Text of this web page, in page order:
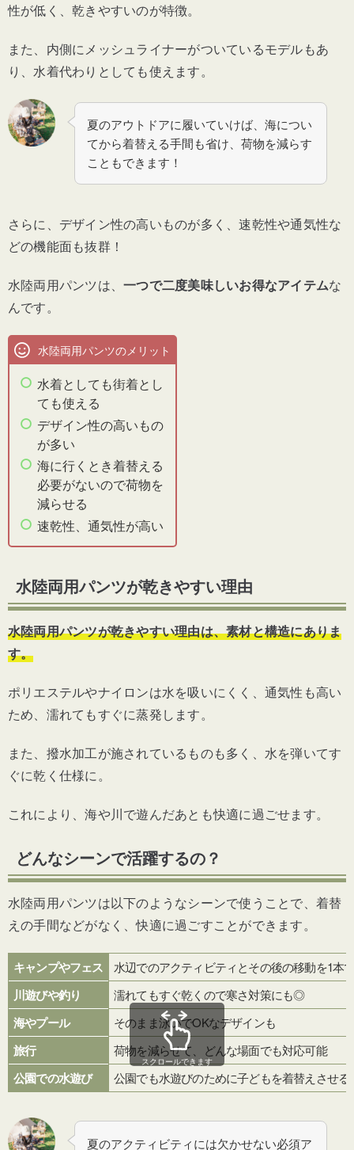
ート」
パタゴニア「メンズ バギーズ ショーツ 5イ
ンチ」
ボルコム「トランクス メンズ ボードショー
ツSOLID」
【キッズ】水陸両用パンツのおすすめ2選
ACTLEIS「サーフパンツ ミドル」
水陸両用パンツはパンツを履く？
水陸両用パンツは透ける？
水陸両用パンツは乾きやすい？
水陸両用パンツのおすすめまとめ
性が低く、乾きやすいのが特徴。
また、内側にメッシュライナーがついているモデルもあ
り、水着代わりとしても使えます。
夏のアウトドアに履いていけば、海につい
てから着替える手間も省け、荷物を減らす
こともできます！
さらに、デザイン性の高いものが多く、速乾性や通気性な
どの機能面も抜群！
水陸両用パンツは、一つで二度美味しいお得なアイテムな
んです。
水陸両用パンツのメリット
水着としても街着とし
ても使える
デザイン性の高いもの
が多い
海に行くとき着替える
必要がないので荷物を
減らせる
速乾性、通気性が高い
水陸両用パンツが乾きやすい理由
水陸両用パンツが乾きやすい理由は、素材と構造にありま
す。
ポリエステルやナイロンは水を吸いにくく、通気性も高い
ため、濡れてもすぐに蒸発します。
また、撥水加工が施されているものも多く、水を弾いてす
ぐに乾く仕様に。
これにより、海や川で遊んだあとも快適に過ごせます。
どんなシーンで活躍するの？
水陸両用パンツは以下のようなシーンで使うことで、着替
えの手間などがなく、快適に過ごすことができます。
キャンプやフェス 水辺でのアクティビティとその後の移動を1本
川遊びや釣り 濡れてもすぐ乾くので寒さ対策にも◎
海やプール そのまま泳いでOKなデザインも
旅行 荷物を減らせて、どんな場面でも対応可能
公園での水遊び 公園でも水遊びのために子どもを着替えさせる
スクロールできます
夏のアクティビティには欠かせない必須ア